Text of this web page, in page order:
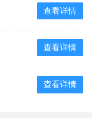
查看详情
查看详情
查看详情